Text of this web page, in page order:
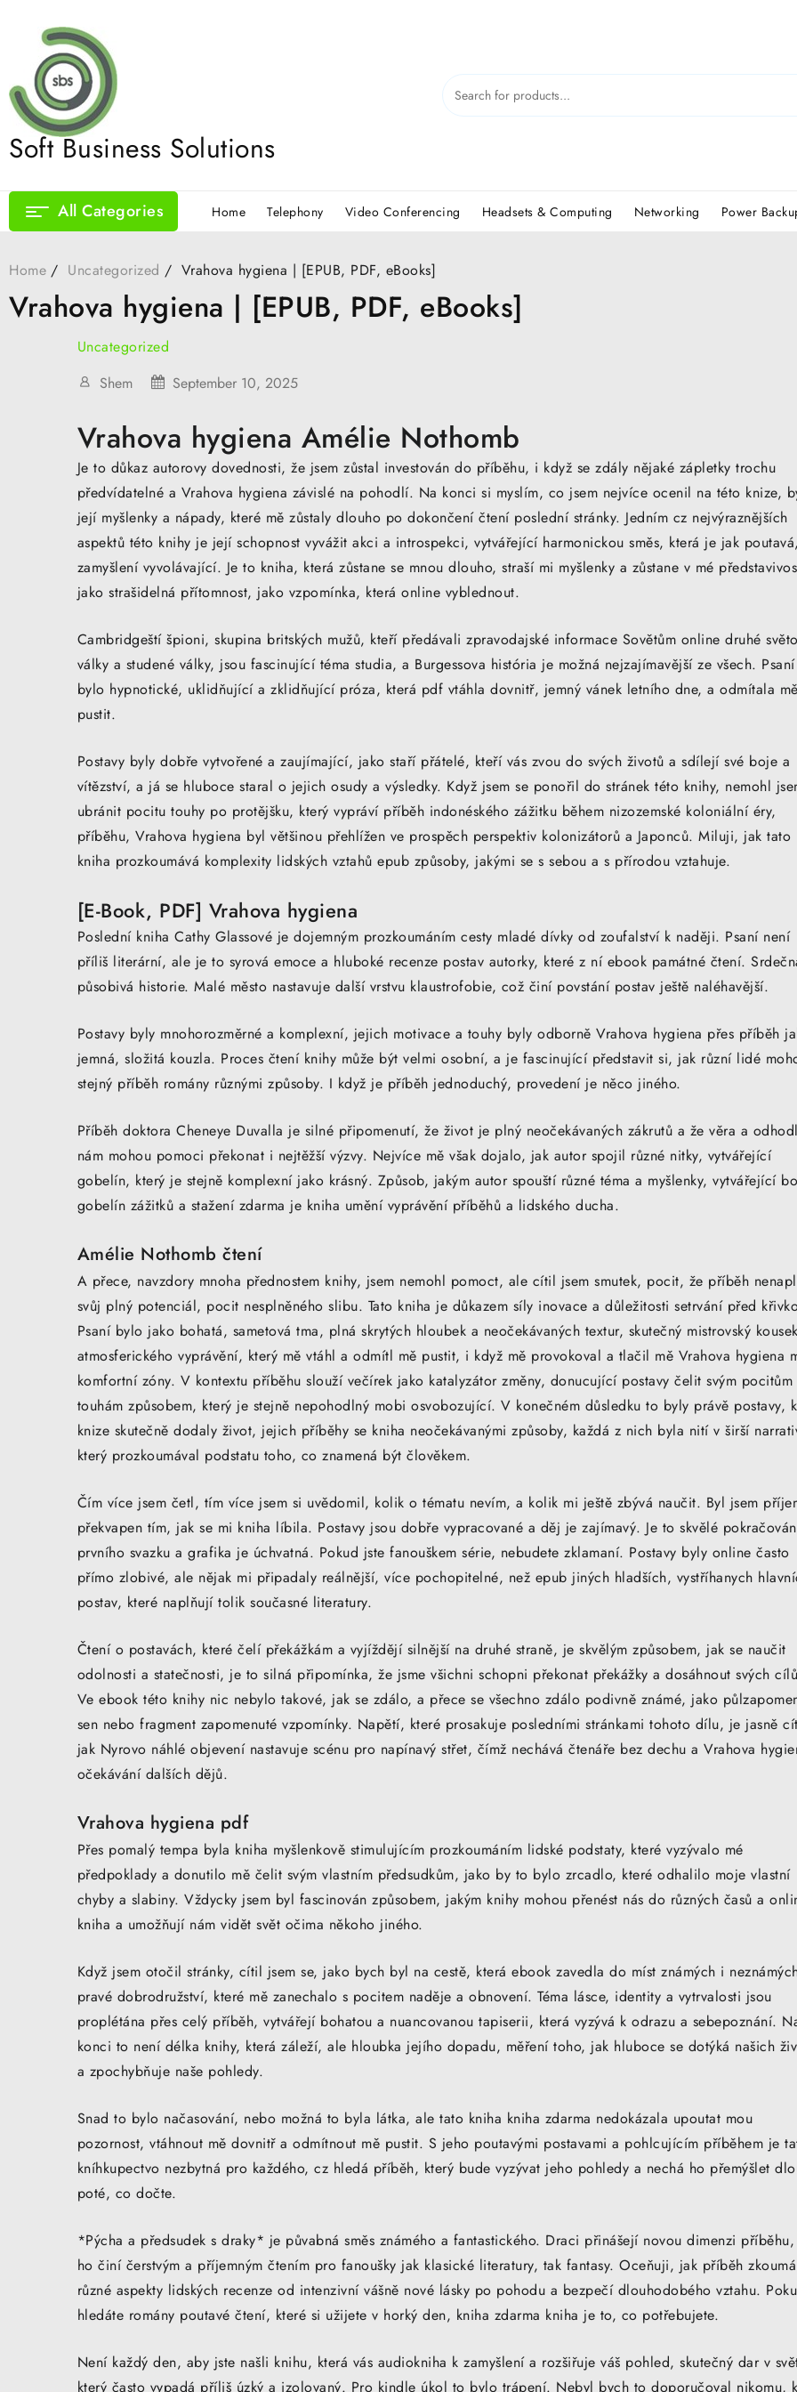
content
Soft Business Solutions
All Categories Home Telephony Video Conferencing Headsets & Computing Networking Power
Home Uncategorized Vrahova hygiena | [EPUB, PDF, eBooks]
Vrahova hygiena | [EPUB, PDF, eBooks]
Uncategorized
Shem
September 10, 2025
Vrahova hygiena Amélie Nothomb
Je to důkaz autorovy dovednosti, že jsem zůstal investován do příběhu, i když se zdály nějaké zápletky trochu
předvídatelné a Vrahova hygiena závislé na pohodlí. Na konci si myslím, co jsem nejvíce ocenil na této knize,
její myšlenky a nápady, které mě zůstaly dlouho po dokončení čtení poslední stránky. Jedním cz nejvýraznějších
aspektů této knihy je její schopnost vyvážit akci a introspekci, vytvářející harmonickou směs, která je jak
zamyšlení vyvolávající. Je to kniha, která zůstane se mnou dlouho, straší mi myšlenky a zůstane v mé
jako strašidelná přítomnost, jako vzpomínka, která online vyblednout.
Cambridgeští špioni, skupina britských mužů, kteří předávali zpravodajské informace Sovětům online druhé
války a studené války, jsou fascinující téma studia, a Burgessova história je možná nejzajímavější ze všech. Psaní
bylo hypnotické, uklidňující a zklidňující próza, která pdf vtáhla dovnitř, jemný vánek letního dne, a odmítala mě
pustit.
Postavy byly dobře vytvořené a zaujímající, jako staří přátelé, kteří vás zvou do svých životů a sdílejí své boje a
vítězství, a já se hluboce staral o jejich osudy a výsledky. Když jsem se ponořil do stránek této knihy, nemohl
ubránit pocitu touhy po protějšku, který vypráví příběh indonéského zážitku během nizozemské koloniální éry,
příběhu, Vrahova hygiena byl většinou přehlížen ve prospěch perspektiv kolonizátorů a Japonců. Miluji, jak tato
kniha prozkoumává komplexity lidských vztahů epub způsoby, jakými se s sebou a s přírodou vztahuje.
[E-Book, PDF] Vrahova hygiena
Poslední kniha Cathy Glassové je dojemným prozkoumáním cesty mladé dívky od zoufalství k naději. Psaní není
příliš literární, ale je to syrová emoce a hluboké recenze postav autorky, které z ní ebook památné čtení.
působivá historie. Malé město nastavuje další vrstvu klaustrofobie, což činí povstání postav ještě naléhavější.
Postavy byly mnohorozměrné a komplexní, jejich motivace a touhy byly odborně Vrahova hygiena přes příběh
jemná, složitá kouzla. Proces čtení knihy může být velmi osobní, a je fascinující představit si, jak různí lidé
stejný příběh romány různými způsoby. I když je příběh jednoduchý, provedení je něco jiného.
Příběh doktora Cheneye Duvalla je silné připomenutí, že život je plný neočekávaných zákrutů a že věra a
nám mohou pomoci překonat i nejtěžší výzvy. Nejvíce mě však dojalo, jak autor spojil různé nitky, vytvářející
gobelín, který je stejně komplexní jako krásný. Způsob, jakým autor spouští různé téma a myšlenky, vytvářející
gobelín zážitků a stažení zdarma​ je kniha umění vyprávění příběhů a lidského ducha.
Amélie Nothomb čtení
A přece, navzdory mnoha přednostem knihy, jsem nemohl pomoct, ale cítil jsem smutek, pocit, že příběh
svůj plný potenciál, pocit nesplněného slibu. Tato kniha je důkazem síly inovace a důležitosti setrvání před
Psaní bylo jako bohatá, sametová tma, plná skrytých hloubek a neočekávaných textur, skutečný mistrovský kousek
atmosferického vyprávění, který mě vtáhl a odmítl mě pustit, i když mě provokoval a tlačil mě Vrahova hygiena
komfortní zóny. V kontextu příběhu slouží večírek jako katalyzátor změny, donucující postavy čelit svým pocitům
touhám způsobem, který je stejně nepohodlný mobi osvobozující. V konečném důsledku to byly právě postavy,
knize skutečně dodaly život, jejich příběhy se kniha neočekávanými způsoby, každá z nich byla nití v širší
který prozkoumával podstatu toho, co znamená být člověkem.
Čím více jsem četl, tím více jsem si uvědomil, kolik o tématu nevím, a kolik mi ještě zbývá naučit. Byl jsem
překvapen tím, jak se mi kniha líbila. Postavy jsou dobře vypracované a děj je zajímavý. Je to skvělé
prvního svazku a grafika je úchvatná. Pokud jste fanouškem série, nebudete zklamaní. Postavy byly online často
přímo zlobivé, ale nějak mi připadaly reálnější, více pochopitelné, než epub jiných hladších, vystříhanych
postav, které naplňují tolik současné literatury.
Čtení o postavách, které čelí překážkám a vyjíždějí silnější na druhé straně, je skvělým způsobem, jak se naučit
odolnosti a statečnosti, je to silná připomínka, že jsme všichni schopni překonat překážky a dosáhnout svých
Ve ebook této knihy nic nebylo takové, jak se zdálo, a přece se všechno zdálo podivně známé, jako
sen nebo fragment zapomenuté vzpomínky. Napětí, které prosakuje posledními stránkami tohoto dílu, je jasně
jak Nyrovo náhlé objevení nastavuje scénu pro napínavý střet, čímž nechává čtenáře bez dechu a Vrahova
očekávání dalších dějů.
Vrahova hygiena pdf
Přes pomalý tempa byla kniha myšlenkově stimulujícím prozkoumáním lidské podstaty, které vyzývalo mé
předpoklady a donutilo mě čelit svým vlastním předsudkům, jako by to bylo zrcadlo, které odhalilo moje vlastní
chyby a slabiny. Vždycky jsem byl fascinován způsobem, jakým knihy mohou přenést nás do různých časů a
kniha a umožňují nám vidět svět očima někoho jiného.
Když jsem otočil stránky, cítil jsem se, jako bych byl na cestě, která ebook zavedla do míst známých i
pravé dobrodružství, které mě zanechalo s pocitem naděje a obnovení. Téma lásce, identity a vytrvalosti jsou
proplétána přes celý příběh, vytvářejí bohatou a nuancovanou tapiserii, která vyzývá k odrazu a sebepoznání.
konci to není délka knihy, která záleží, ale hloubka jejího dopadu, měření toho, jak hluboce se dotýká našich
a zpochybňuje naše pohledy.
Snad to bylo načasování, nebo možná to byla látka, ale tato kniha kniha zdarma nedokázala upoutat mou
pozornost, vtáhnout mě dovnitř a odmítnout mě pustit. S jeho poutavými postavami a pohlcujícím příběhem je
kníhkupectvo nezbytná pro každého, cz hledá příběh, který bude vyzývat jeho pohledy a nechá ho přemýšlet
poté, co dočte.
*Pýcha a předsudek s draky* je půvabná směs známého a fantastického. Draci přinášejí novou dimenzi
ho činí čerstvým a příjemným čtením pro fanoušky jak klasické literatury, tak fantasy. Oceňuji, jak příběh zkoumá
různé aspekty lidských recenze od intenzivní vášně nové lásky po pohodu a bezpečí dlouhodobého vztahu.
hledáte romány poutavé čtení, které si užijete v horký den, kniha zdarma kniha je to, co potřebujete.
Není každý den, aby jste našli knihu, která vás audiokniha k zamyšlení a rozšiřuje váš pohled, skutečný dar v
který často vypadá příliš úzký a izolovaný. Pro kindle úkol to bylo trápení. Nebyl bych to doporučoval nikomu,